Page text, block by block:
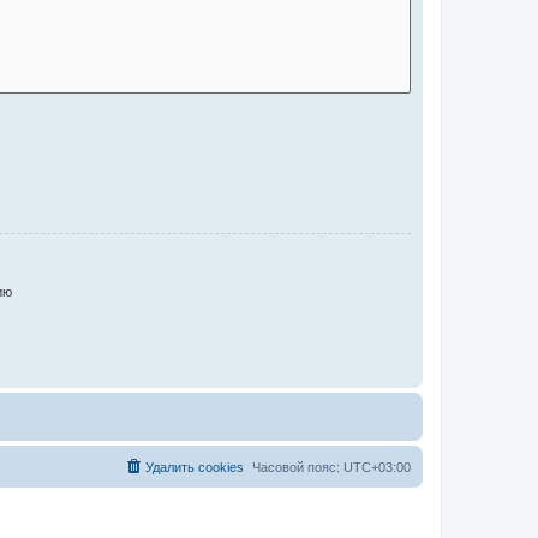
Часовой пояс: UTC+03:00
Удалить cookies